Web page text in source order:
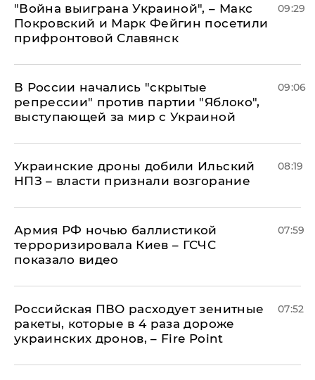
"Война выиграна Украиной", – Макс
Покровский и Марк Фейгин посетили
прифронтовой Славянск
09:29
В России начались "скрытые
репрессии" против партии "Яблоко",
выступающей за мир с Украиной
09:06
Украинские дроны добили Ильский
НПЗ – власти признали возгорание
08:19
Армия РФ ночью баллистикой
терроризировала Киев – ГСЧС
показало видео
07:59
Российская ПВО расходует зенитные
ракеты, которые в 4 раза дороже
украинских дронов, – Fire Point
07:52